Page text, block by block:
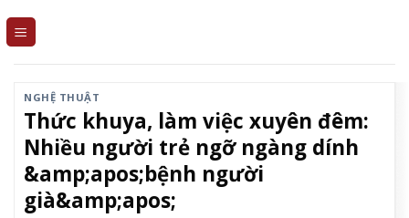
NGHỆ THUẬT
Thức khuya, làm việc xuyên đêm:
Nhiều người trẻ ngỡ ngàng dính
&amp;apos;bệnh người
già&amp;apos;